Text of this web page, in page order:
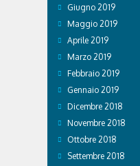
Giugno 2019
Maggio 2019
Aprile 2019
Marzo 2019
Febbraio 2019
Gennaio 2019
Dicembre 2018
Novembre 2018
Ottobre 2018
Settembre 2018